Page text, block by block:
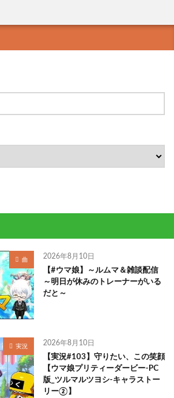
曲 2026年8月10日
【#ウマ娘】～ルムマ＆雑談配信
～明日が休みのトレーナーがいる
だと～
実況 2026年8月10日
【実況#103】守りたい、この笑顔
【ウマ娘プリティーダービー-PC
版_ツルマルツヨシ-キャラストー
リー②】